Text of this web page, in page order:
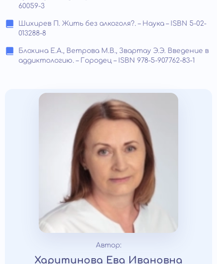
60059-3
Шихирев П. Жить без алкоголя?. – Наука – ISBN 5-02-
013288-8
Блохина Е.А., Ветрова М.В., Звартау Э.Э. Введение в
аддиктологию. – Городец – ISBN 978-5-907762-83-1
Автор:
Харитинова Ева Ивановна